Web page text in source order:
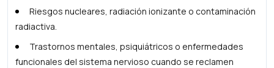
Riesgos nucleares, radiación ionizante o contaminación
radiactiva.
Trastornos mentales, psiquiátricos o enfermedades
funcionales del sistema nervioso cuando se reclamen